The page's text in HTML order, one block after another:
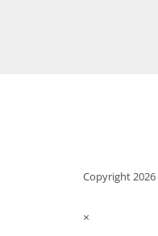
Copyright 2026
×